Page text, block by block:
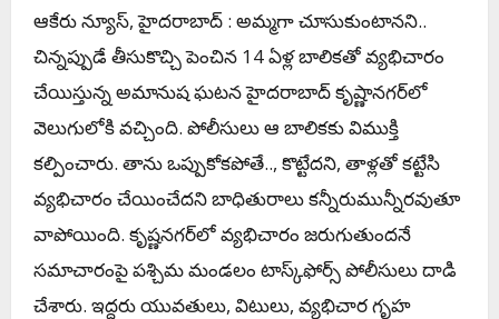
ఆకేరు న్యూస్‌, హైద‌రాబాద్ : అమ్మ‌గా చూసుకుంటాన‌ని..
చిన్న‌ప్పుడే తీసుకొచ్చి పెంచిన 14 ఏళ్ల బాలిక‌తో వ్య‌భిచారం
చేయిస్తున్న అమానుష ఘ‌ట‌న హైద‌రాబాద్ కృష్ణాన‌గ‌ర్‌లో
వెలుగులోకి వ‌చ్చింది. పోలీసులు ఆ బాలిక‌కు విముక్తి
క‌ల్పించారు. తాను ఒప్పుకోక‌పోతే.., కొట్టేద‌ని, తాళ్ల‌తో క‌ట్టేసి
వ్య‌భిచారం చేయించేద‌ని బాధితురాలు క‌న్నీరుమున్నీర‌వుతూ
వాపోయింది. కృష్ణనగర్‌లో వ్యభిచారం జరుగుతుందనే
సమాచారంపై పశ్చిమ మండలం టాస్క్‌ఫోర్స్‌ పోలీసులు దాడి
చేశారు. ఇద్దరు యువతులు, విటులు, వ్యభిచార గృహ